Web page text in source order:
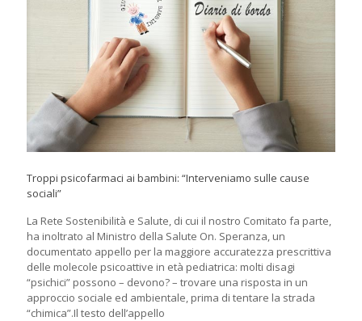
Troppi psicofarmaci ai bambini: “Interveniamo sulle cause
sociali”
La Rete Sostenibilità e Salute, di cui il nostro Comitato fa parte,
ha inoltrato al Ministro della Salute On. Speranza, un
documentato appello per la maggiore accuratezza prescrittiva
delle molecole psicoattive in età pediatrica: molti disagi
“psichici” possono – devono? – trovare una risposta in un
approccio sociale ed ambientale, prima di tentare la strada
“chimica”.Il testo dell’appello